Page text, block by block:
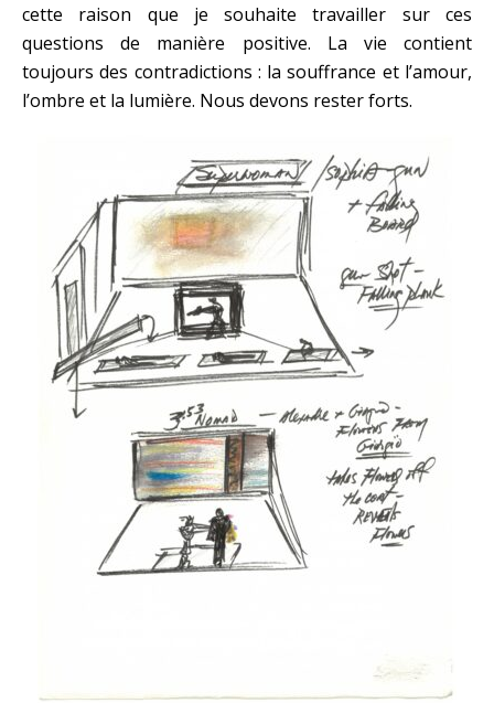
cette raison que je souhaite travailler sur ces
questions de manière positive. La vie contient
toujours des contradictions : la souffrance et l’amour,
l’ombre et la lumière. Nous devons rester forts.